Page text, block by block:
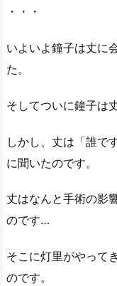
・・・
いよいよ鐘子は丈に
た。
そしてついに鐘子は
しかし、丈は「誰で
に聞いたのです。
丈はなんと手術の影
のです…
そこに灯里がやって
のです。